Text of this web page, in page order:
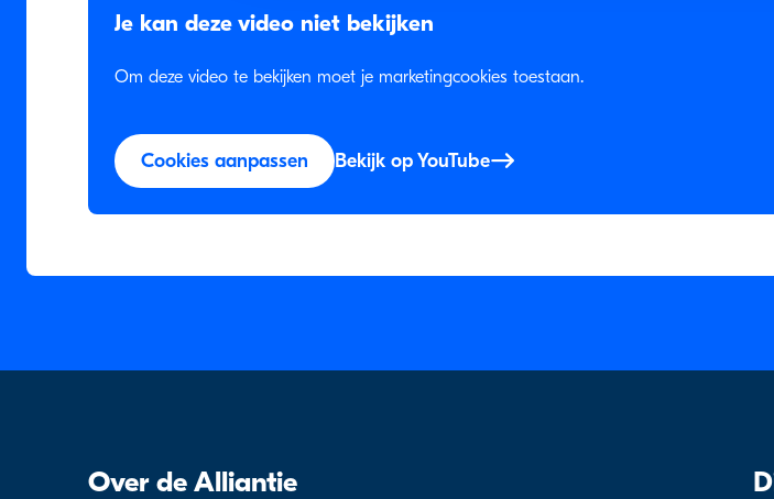
Je kan deze video niet bekijken
Om deze video te bekijken moet je marketingcookies toestaan.
Cookies aanpassen Bekijk op YouTube
Over de Alliantie